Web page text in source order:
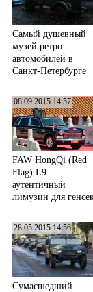
Самый душевный
музей ретро-
автомобилей в
Санкт-Петербурге
08.09.2015 14:57
FAW HongQi (Red
Flag) L9:
аутентичный
лимузин для
28.05.2015 14:56
Сумасшедший